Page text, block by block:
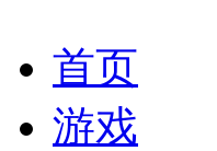
首页
游戏